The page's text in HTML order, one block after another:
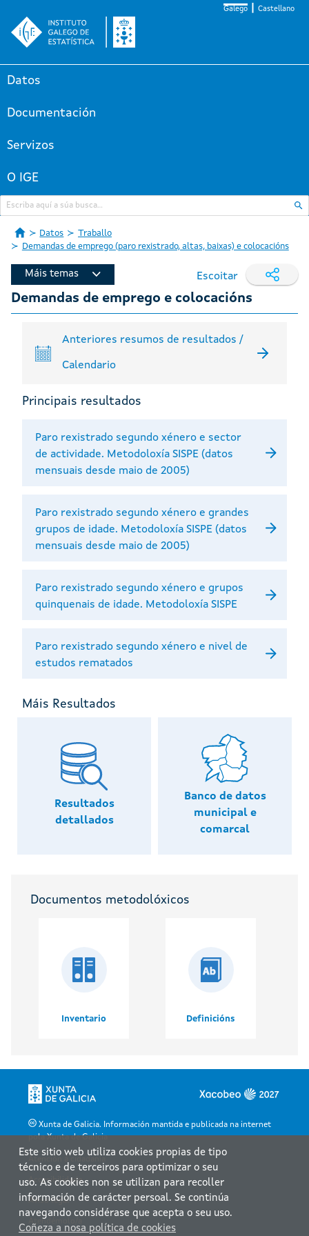
Galego Castellano
Datos
Documentación
Servizos
O IGE
Datos
Traballo
Demandas de emprego (paro rexistrado, altas, baixas) e colocacións
Máis temas Escoitar
Demandas de emprego e colocacións
Anteriores resumos de resultados /
Calendario
Principais resultados
Paro rexistrado segundo xénero e sector
de actividade. Metodoloxía SISPE (datos
mensuais desde maio de 2005)
Paro rexistrado segundo xénero e grandes
grupos de idade. Metodoloxía SISPE (datos
mensuais desde maio de 2005)
Paro rexistrado segundo xénero e grupos
quinquenais de idade. Metodoloxía SISPE
Paro rexistrado segundo xénero e nivel de
estudos rematados
Máis Resultados
Resultados
detallados
Banco de datos
municipal e
comarcal
Documentos metodolóxicos
Inventario Definicións
Xunta de Galicia. Información mantida e publicada na internet
pola Xunta de Galicia
Accesibilidade
Aviso legal
Atendémolo/a
Este sitio web utiliza cookies propias de tipo
técnico e de terceiros para optimizar o seu
uso. As cookies non se utilizan para recoller
información de carácter persoal. Se continúa
navegando considérase que acepta o seu uso.
Coñeza a nosa política de cookies